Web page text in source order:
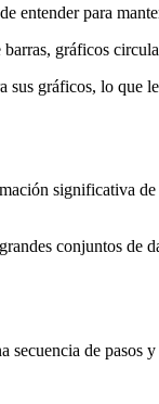
entender para
gráficos
gráficos, lo que
significativa
conjuntos
de